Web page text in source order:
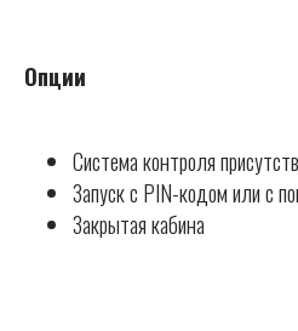
Опции
Система контроля
Запуск с PIN-кодом или с
Закрытая кабина